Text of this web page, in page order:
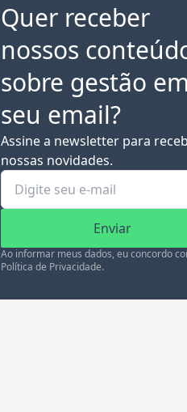
Quer receber
nossos
sobre gestão em
seu email?
Assine a newsletter para
nossas novidades.
Enviar
Ao informar meus dados, eu concordo
Política de Privacidade.